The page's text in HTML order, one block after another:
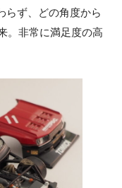
らず、どの角度から
。非常に満足度の高